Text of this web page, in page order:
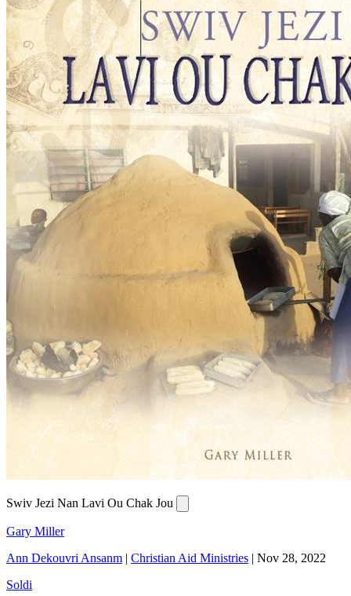
Swiv Jezi Nan Lavi Ou Chak Jou
Gary Miller
Ann Dekouvri Ansanm | Christian Aid Ministries | Nov 28, 2022
Soldi